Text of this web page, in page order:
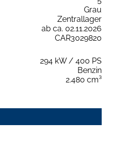
Grau
Zentrallager
ab ca. 02.11.2026
CAR3029820
294 kW / 400 PS
Benzin
2.480 cm³